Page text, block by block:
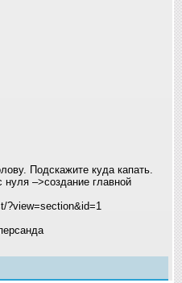
Подскажите куда капать.
–>создание главной
?view=section&id=1